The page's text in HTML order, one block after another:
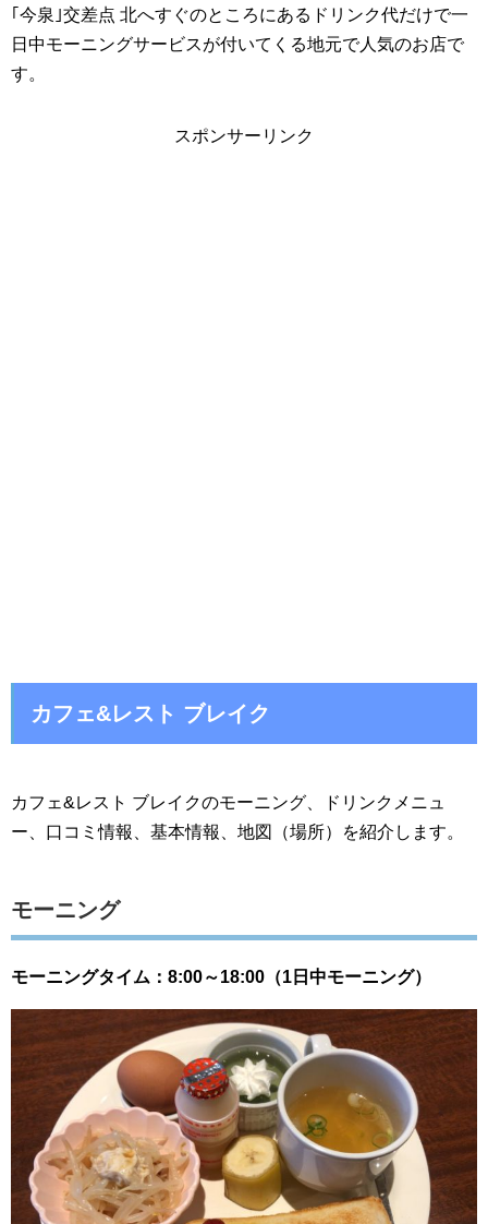
｢今泉｣交差点 北へすぐのところにあるドリンク代だけで一
日中モーニングサービスが付いてくる地元で人気のお店で
す。
スポンサーリンク
カフェ&レスト ブレイク
カフェ&レスト ブレイクのモーニング、ドリンクメニュ
ー、口コミ情報、基本情報、地図（場所）を紹介します。
モーニング
モーニングタイム：8:00～18:00（1日中モーニング）